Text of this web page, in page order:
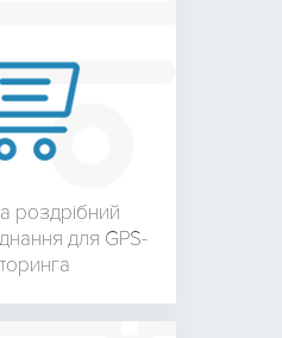
роздрібний
для GPS-